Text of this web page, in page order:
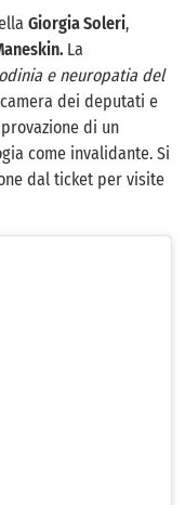
Giorgia Soleri,
La
e neuropatia del
dei deputati e
di un
come invalidante. Si
dal ticket per visite